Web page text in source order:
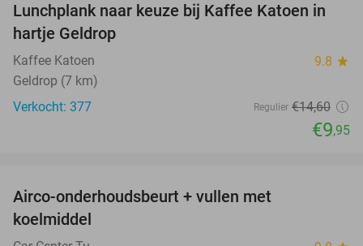
32%
Lunchplank naar keuze bij Kaffee Katoen in
hartje Geldrop
Kaffee Katoen 9.8 star
Geldrop (7 km)
Verkocht: 377
Regulier €14,60
€9,95
Airco-onderhoudsbeurt + vullen met
koelmiddel